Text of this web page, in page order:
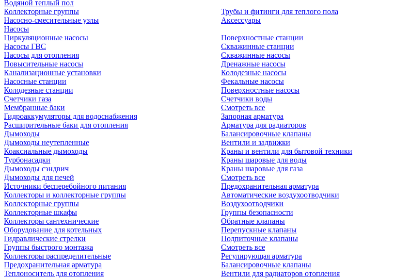
Водяной теплый пол
Коллекторные группы
Насосно-смесительные узлы
Трубы и фитинги для теплого пола
Аксессуары
Насосы
Циркуляционные насосы
Насосы ГВС
Насосы для отопления
Повысительные насосы
Канализационные установки
Насосные станции
Колодезные станции
Поверхностные станции
Скважинные станции
Скважинные насосы
Дренажные насосы
Колодезные насосы
Фекальные насосы
Поверхностные насосы
Счетчики газа
Мембранные баки
Гидроаккумуляторы для водоснабжения
Расширительные баки для отопления
Дымоходы
Дымоходы неутепленные
Коаксиальные дымоходы
Турбонасадки
Дымоходы сэндвич
Дымоходы для печей
Источники бесперебойного питания
Коллекторы и коллекторные группы
Коллекторные группы
Коллекторные шкафы
Коллекторы сантехнические
Оборудование для котельных
Гидравлические стрелки
Группы быстрого монтажа
Коллекторы распределительные
Предохранительная арматура
Теплоноситель для отопления
Счетчики воды
Смотреть все
Запорная арматура
Арматура для радиаторов
Балансировочные клапаны
Вентили и задвижки
Краны и вентили для бытовой техники
Краны шаровые для воды
Краны шаровые для газа
Смотреть все
Предохранительная арматура
Автоматические воздухоотводчики
Воздухоотводчики
Группы безопасности
Обратные клапаны
Перепускные клапаны
Подпиточные клапаны
Смотреть все
Регулирующая арматура
Балансировочные клапаны
Вентили для радиаторов отопления